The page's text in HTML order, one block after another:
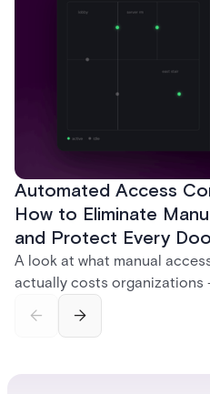
Automated Access
How to Eliminate
and Protect Every
A look at what manual
actually costs
— and how Acre's